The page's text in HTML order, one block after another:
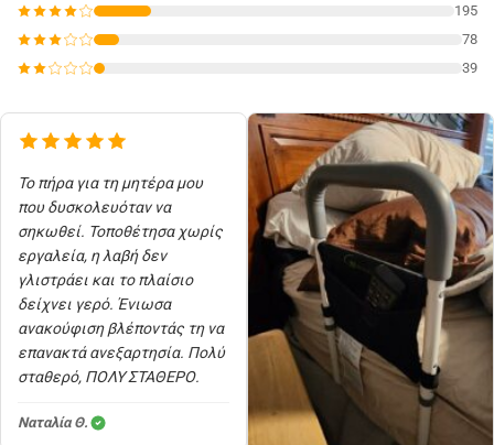
195
78
39
Το πήρα για τη μητέρα μου
που δυσκολευόταν να
σηκωθεί. Τοποθέτησα χωρίς
εργαλεία, η λαβή δεν
γλιστράει και το πλαίσιο
δείχνει γερό. Ένιωσα
ανακούφιση βλέποντάς τη να
επανακτά ανεξαρτησία. Πολύ
σταθερό, ΠΟΛΥ ΣΤΑΘΕΡΟ.
Ναταλία Θ.